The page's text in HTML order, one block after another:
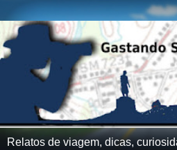
Relatos de viagem, dicas,